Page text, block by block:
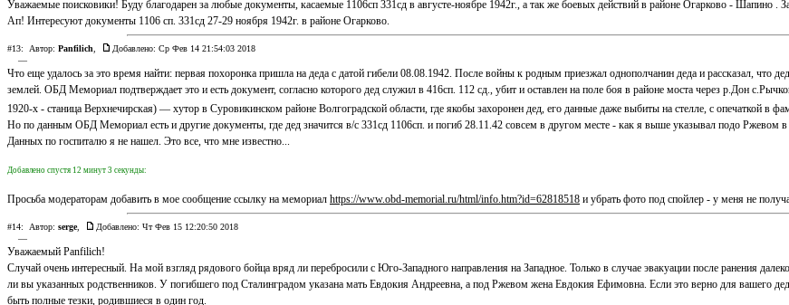
Уважаемые поисковики! Буду благодарен за любые документы, касаемые 1106сп 331сд в августе-ноябре 1942г., а так же боевых действий в районе Огарково - Шапино .
Ап! Интересуют документы 1106 сп. 331сд 27-29 ноября 1942г. в районе Огарково.
#13: Автор: Panfilich
Добавлено: Ср Фев 14 21:54:03 2018
—
Что еще удалось за это время найти: первая похоронка пришла на деда с датой гибели 08.08.1942. После войны к родным приезжал однополчанин деда и рассказал, что
землей. ОБД Мемориал подтверждает это и есть документ, согласно которого дед служил в 416сп. 112 сд., убит и оставлен на поле боя в районе моста через р.Дон
1920-х - станица Верхнечирская) — хутор в Суровикинском районе Волгоградской области, где якобы захоронен дед, его данные даже выбиты на стелле, с опечаткой в
Но по данным ОБД Мемориал есть и другие документы, где дед значится в/с 331сд 1106сп. и погиб 28.11.42 совсем в другом месте - как я выше указывал подо Ржевом
Данных по госпиталю я не нашел. Это все, что мне известно...
Добавлено спустя 12 минут 3 секунды:
Просьба модераторам добавить в мое сообщение ссылку на мемориал https://www.obd-memorial.ru/html/info.htm?id=62818518 и убрать фото под спойлер - у меня не
#14: Автор: serge,
Добавлено: Чт Фев 15 12:20:50 2018
—
Уважаемый Panfilich!
Случай очень интересный. На мой взгляд рядового бойца вряд ли перебросили с Юго-Западного направления на Западное. Только в случае эвакуации после ранения
ли вы указанных родственников. У погибшего под Сталинградом указана мать Евдокия Андреевна, а под Ржевом жена Евдокия Ефимовна. Если это верно для вашего
быть полные тезки, родившиеся в один год.